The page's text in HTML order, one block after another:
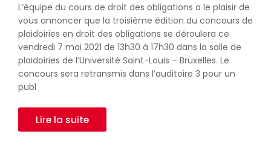
L’équipe du cours de droit des obligations a le plaisir de
vous annoncer que la troisième édition du concours de
plaidoiries en droit des obligations se déroulera ce
vendredi 7 mai 2021 de 13h30 à 17h30 dans la salle de
plaidoiries de l’Université Saint-Louis – Bruxelles. Le
concours sera retransmis dans l’auditoire 3 pour un
publ
Lire la suite